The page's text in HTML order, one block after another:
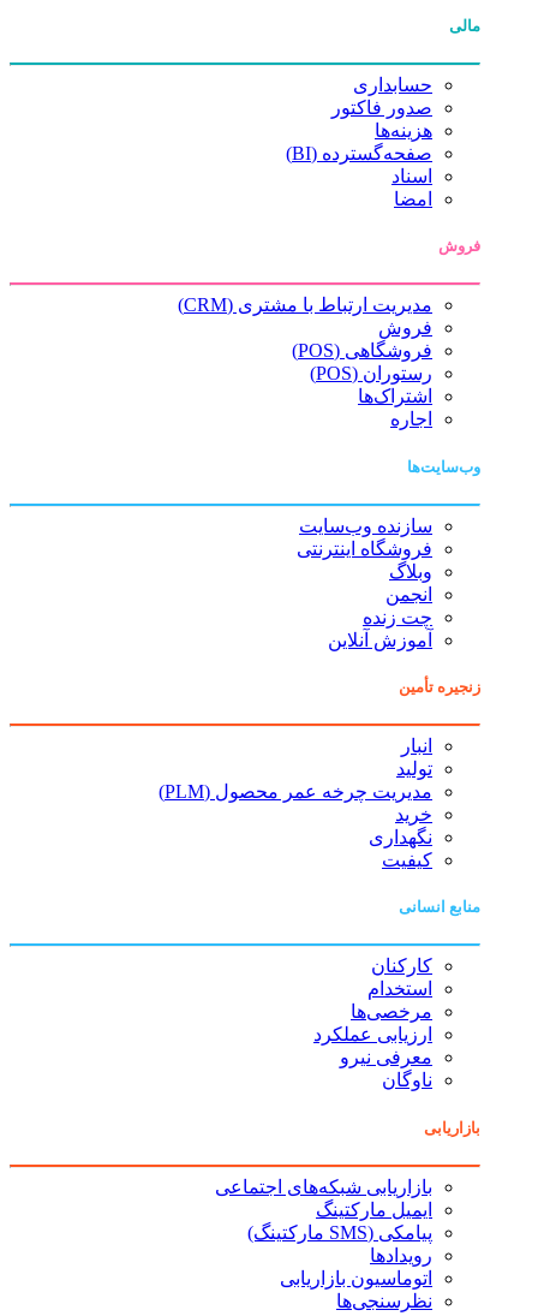
مالی
حسابداری
صدور فاکتور
هزینه‌ها
صفحه‌گسترده (BI)
اسناد
امضا
فروش
مدیریت ارتباط با مشتری (CRM)
فروش
فروشگاهی (POS)
رستوران (POS)
اشتراک‌ها
اجاره
وب‌سایت‌ها
سازنده وب‌سایت
فروشگاه اینترنتی
وبلاگ
انجمن
چت زنده
آموزش آنلاین
زنجیره تأمین
انبار
تولید
مدیریت چرخه عمر محصول (PLM)
خرید
نگهداری
کیفیت
منابع انسانی
کارکنان
استخدام
مرخصی‌ها
ارزیابی عملکرد
معرفی نیرو
ناوگان
بازاریابی
بازاریابی شبکه‌های اجتماعی
ایمیل مارکتینگ
پیامکی (SMS مارکتینگ)
رویدادها
اتوماسیون بازاریابی
نظرسنجی‌ها